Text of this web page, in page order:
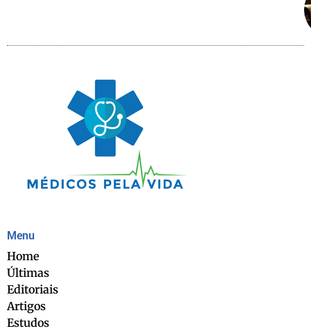
Menu
Home
Últimas
Editoriais
Artigos
Estudos